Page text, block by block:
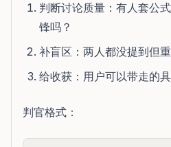
判断讨论质量：有人套公
锋吗？
补盲区：两人都没提到但
给收获：用户可以带走的
判官格式：